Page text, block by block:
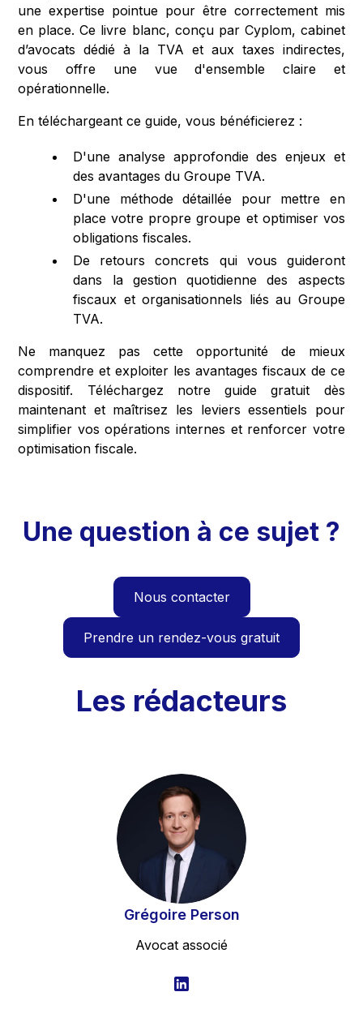
une expertise pointue pour être correctement mis
en place. Ce livre blanc, conçu par Cyplom, cabinet
d’avocats dédié à la TVA et aux taxes indirectes,
vous offre une vue d'ensemble claire et
opérationnelle.
En téléchargeant ce guide, vous bénéficierez :
D'une analyse approfondie des enjeux et
des avantages du Groupe TVA.
D'une méthode détaillée pour mettre en
place votre propre groupe et optimiser vos
obligations fiscales.
De retours concrets qui vous guideront
dans la gestion quotidienne des aspects
fiscaux et organisationnels liés au Groupe
TVA.
Ne manquez pas cette opportunité de mieux
comprendre et exploiter les avantages fiscaux de ce
dispositif. Téléchargez notre guide gratuit dès
maintenant et maîtrisez les leviers essentiels pour
simplifier vos opérations internes et renforcer votre
optimisation fiscale.
Une question à ce sujet ?
Nous contacter
Prendre un rendez-vous gratuit
Les rédacteurs
Grégoire Person
Avocat associé